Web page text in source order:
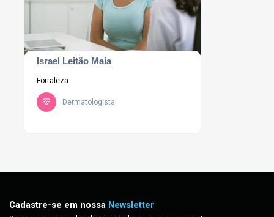
Israel Leitão Maia
Fortaleza
Dermatologista
Cadastre-se em nossa Newsletter